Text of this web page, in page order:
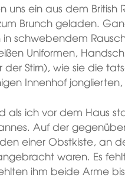
uns ein aus dem
Brunch geladen.
schwebendem
Uniformen,
Stirn), wie sie die
Innenhof
als ich vor dem Haus
Auf der
einer Obstkiste, an
waren. Es
ihm beide Arme